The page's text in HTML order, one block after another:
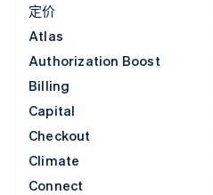
定价
Atlas
Authorization Boost
Billing
Capital
Checkout
Climate
Connect